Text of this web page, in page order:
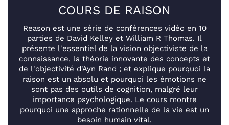
COURS DE RAISON
Reason est une série de conférences vidéo en 10
parties de David Kelley et William R Thomas. Il
présente l'essentiel de la vision objectiviste de la
connaissance, la théorie innovante des concepts et
de l'objectivité d'Ayn Rand ; et explique pourquoi la
raison est un absolu et pourquoi les émotions ne
sont pas des outils de cognition, malgré leur
importance psychologique. Le cours montre
pourquoi une approche rationnelle de la vie est un
besoin humain vital.